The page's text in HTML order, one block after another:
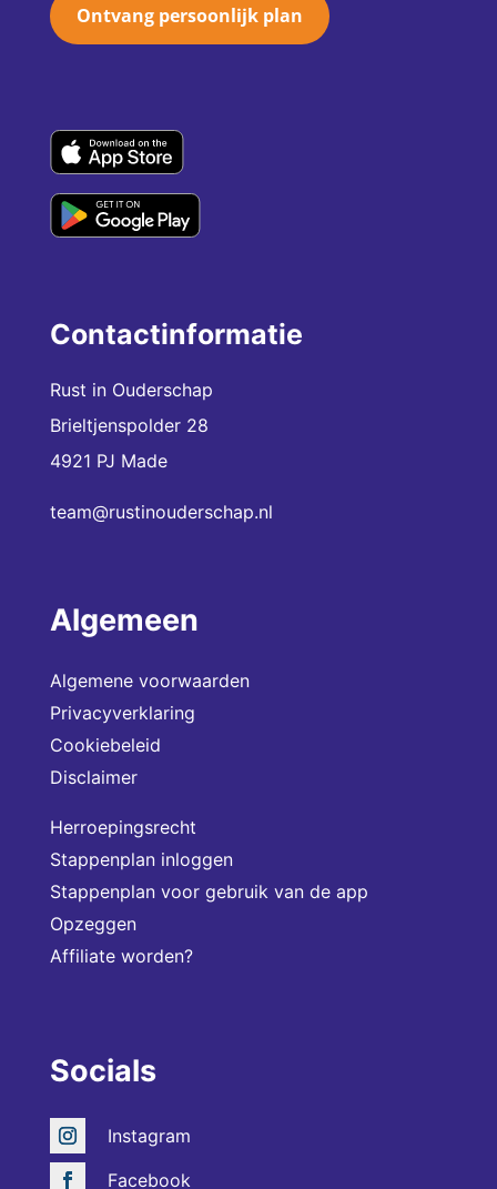
Ontvang persoonlijk plan
Contactinformatie
Rust in Ouderschap
Brieltjenspolder 28
4921 PJ Made
team@rustinouderschap.nl
Algemeen
Algemene voorwaarden
Privacyverklaring
Cookiebeleid
Disclaimer
Herroepingsrecht
Stappenplan inloggen
Stappenplan voor gebruik van de app
Opzeggen
Affiliate worden?
Socials